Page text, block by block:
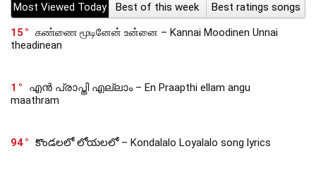
Most Viewed Today Best of this week
Best ratings songs
15
கண்ணை மூடினேன் உன்னை – Kannai Moodinen Unnai
theadinean
1
എൻ പ്രാപ്തി എല്ലാം – En Praapthi ellam angu
maathram
94 కొండలలో లోయలలో – Kondalalo Loyalalo song lyrics